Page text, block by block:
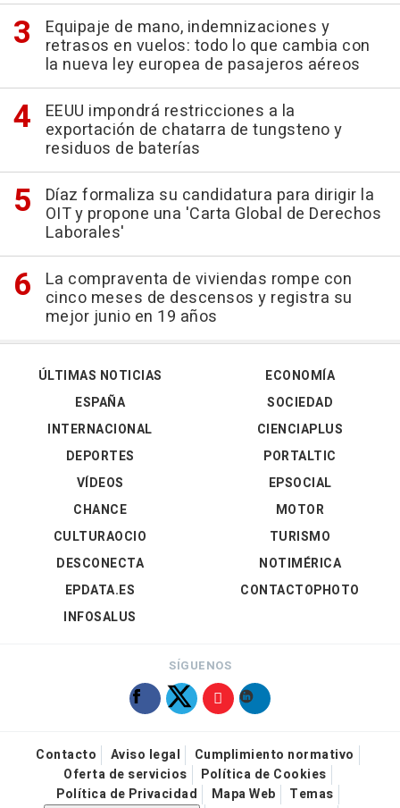
Equipaje de mano, indemnizaciones y
retrasos en vuelos: todo lo que cambia con
la nueva ley europea de pasajeros aéreos
EEUU impondrá restricciones a la
exportación de chatarra de tungsteno y
residuos de baterías
Díaz formaliza su candidatura para dirigir la
OIT y propone una 'Carta Global de Derechos
Laborales'
La compraventa de viviendas rompe con
cinco meses de descensos y registra su
mejor junio en 19 años
ÚLTIMAS NOTICIAS
ESPAÑA
INTERNACIONAL
DEPORTES
VÍDEOS
ECONOMÍA
SOCIEDAD
CIENCIAPLUS
PORTALTIC
EPSOCIAL
CHANCE
CULTURAOCIO
DESCONECTA
EPDATA.ES
INFOSALUS
MOTOR
TURISMO
NOTIMÉRICA
CONTACTOPHOTO
SÍGUENOS
Contacto Aviso legal
Cumplimiento normativo
Oferta de servicios
Política de Cookies
Política de Privacidad
Mapa Web
Temas